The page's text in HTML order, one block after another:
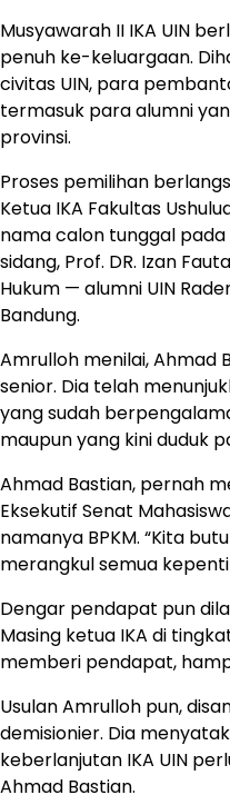
Musyawarah II IKA UIN
penuh ke-keluargaan.
civitas UIN, para
termasuk para alumni
provinsi.
Proses pemilihan
Ketua IKA Fakultas
nama calon tunggal
sidang, Prof. DR. Izan
Hukum — alumni UIN
Bandung.
Amrulloh menilai, Ahmad
senior. Dia telah
yang sudah
maupun yang kini duduk
Ahmad Bastian, pernah
Eksekutif Senat
namanya BPKM. “Kita
merangkul semua
Dengar pendapat pun
Masing ketua IKA di
memberi pendapat,
Usulan Amrulloh pun,
demisionier. Dia
keberlanjutan IKA UIN
Ahmad Bastian.